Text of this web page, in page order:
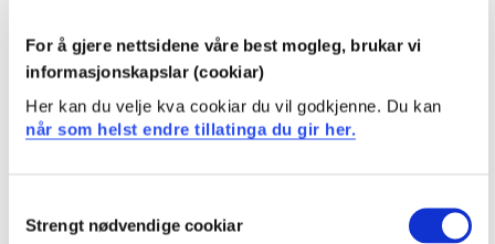
For å gjere nettsidene våre best mogleg, brukar vi
informasjonskapslar (cookiar)
Her kan du velje kva cookiar du vil godkjenne. Du kan
når som helst endre tillatinga du gir her.
Selection
Strengt nødvendige cookiar
Ferdigheter:
Studenten:
problemstillingar relatert til HMS.